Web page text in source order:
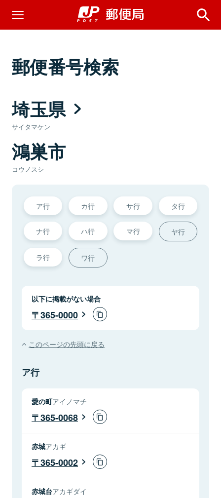
郵便番号検索
埼玉県
サイタマケン
鴻巣市
コウノスシ
ア行 カ行 サ行 タ行
ナ行 ハ行 マ行 ヤ行
ラ行 ワ行
以下に掲載がない場合
365-0000
このページの先頭に戻る
ア行
愛の町アイノマチ
365-0068
赤城アカギ
365-0002
赤城台アカギダイ